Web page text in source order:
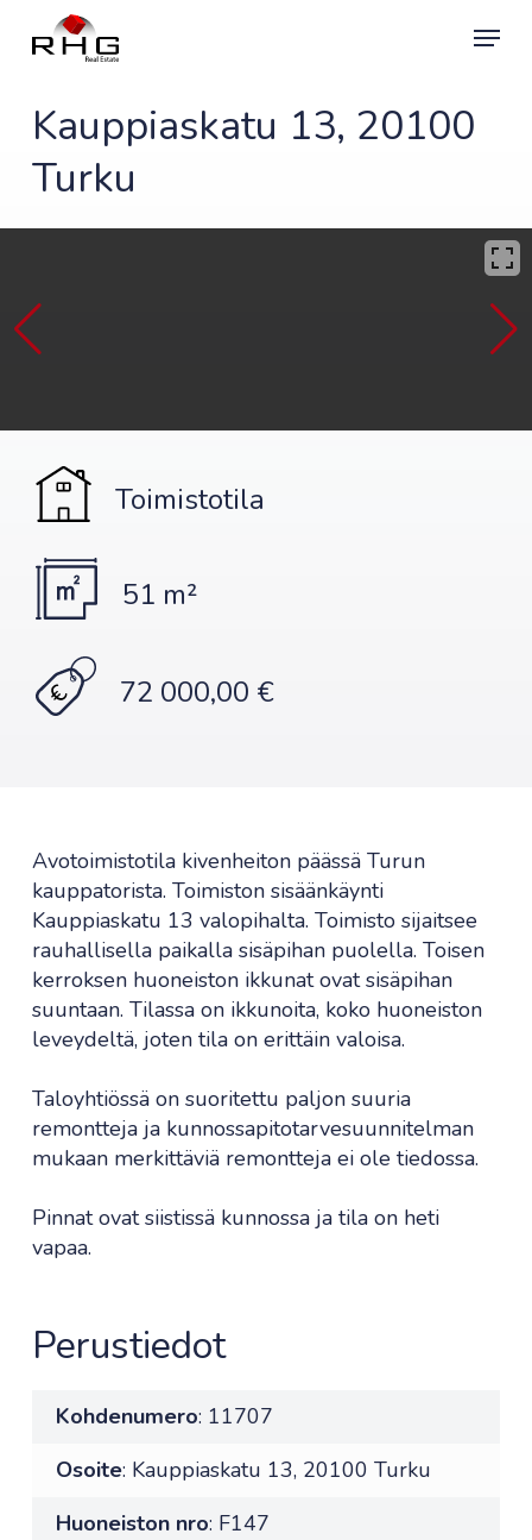
Menu
Kauppiaskatu 13, 20100
Turku
Toimistotila
51 m²
72 000,00 €
Avotoimistotila kivenheiton päässä Turun
kauppatorista. Toimiston sisäänkäynti
Kauppiaskatu 13 valopihalta. Toimisto sijaitsee
rauhallisella paikalla sisäpihan puolella. Toisen
kerroksen huoneiston ikkunat ovat sisäpihan
suuntaan. Tilassa on ikkunoita, koko huoneiston
leveydeltä, joten tila on erittäin valoisa.
Taloyhtiössä on suoritettu paljon suuria
remontteja ja kunnossapitotarvesuunnitelman
mukaan merkittäviä remontteja ei ole tiedossa.
Pinnat ovat siistissä kunnossa ja tila on heti
vapaa.
Perustiedot
Kohdenumero: 11707
Osoite: Kauppiaskatu 13, 20100 Turku
Huoneiston nro: F147